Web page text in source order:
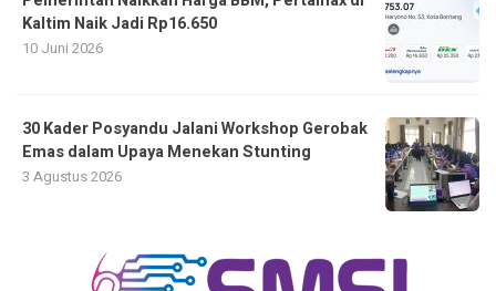
Kaltim Naik Jadi Rp16.650
10 Juni 2026
30 Kader Posyandu Jalani Workshop Gerobak
Emas dalam Upaya Menekan Stunting
3 Agustus 2026